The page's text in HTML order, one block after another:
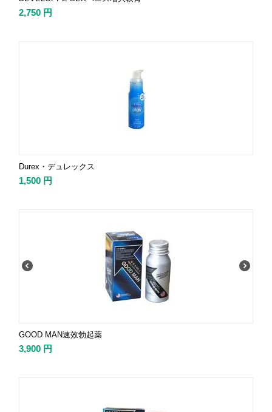
2,750 円
Durex・デュレックス
1,500 円
GOOD MAN速效勃起薬
3,900 円